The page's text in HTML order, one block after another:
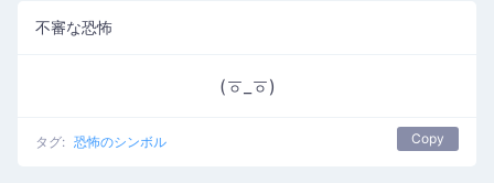
不審な恐怖
(ㆆ_ㆆ)
タグ: 恐怖のシンボル Copy